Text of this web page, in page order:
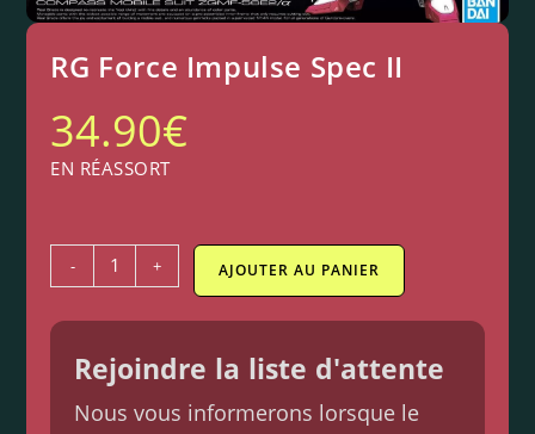
RG Force Impulse Spec II
34.90€
EN RÉASSORT
- + AJOUTER AU PANIER
Rejoindre la liste d'attente
Nous vous informerons lorsque le